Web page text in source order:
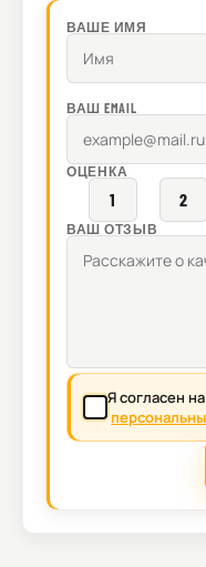
ВАШЕ ИМЯ
ВАШ EMAIL
ОЦЕНКА
1 2
ВАШ ОТЗЫВ
Я согласен